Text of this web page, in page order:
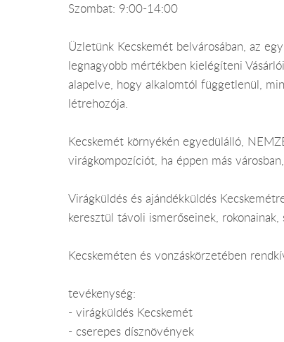
Szombat: 9:00-14:00
Üzletünk Kecskemét belvárosában, az
legnagyobb mértékben kielégíteni
alapelve, hogy alkalomtól függetlenül,
létrehozója.
Kecskemét környékén egyedülálló,
virágkompozíciót, ha éppen más
Virágküldés és ajándékküldés
keresztül távoli ismerőseinek,
Kecskeméten és vonzáskörzetében
tevékenység:
- virágküldés Kecskemét
- cserepes dísznövények